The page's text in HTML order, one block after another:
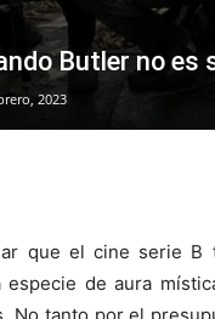
Butler no es
2023
que el cine serie B
especie de aura